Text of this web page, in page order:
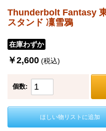
Thunderbolt Fantasy
スタンド 凜雪鴉
在庫わずか
￥2,600 (税込)
個数:
ほしい物リストに追加